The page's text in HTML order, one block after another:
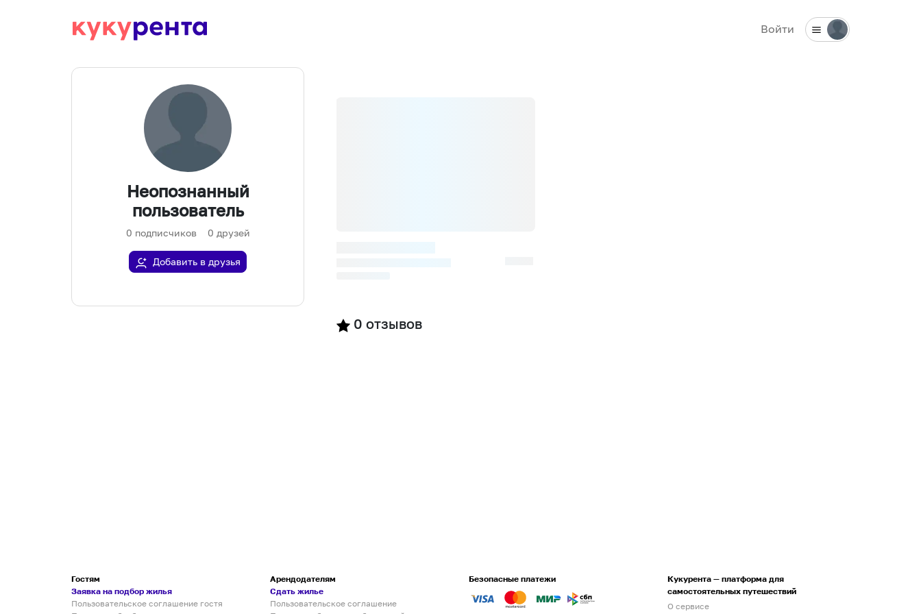
Войти
Неопознанный
пользователь
0 подписчиков 0 друзей
Добавить в друзья
0 отзывов
Гостям
Заявка на подбор жилья
Пользовательское соглашение гостя
Арендодателям
Сдать жилье
Пользовательское соглашение
Безопасные платежи
Кукурента — платформа для
самостоятельных путешествий
О сервисе